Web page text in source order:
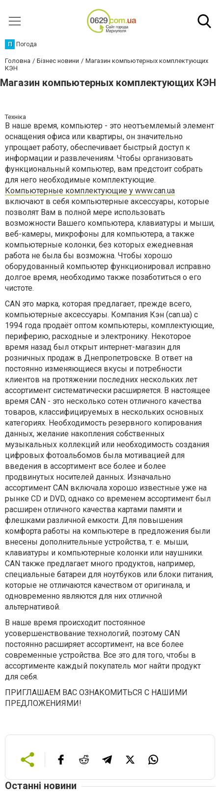
П Погода
Головна Бізнес новини
Магазин компьютерных комплектующих
КЭН
Магазин компьютерных комплектующих КЭН
Техніка
В наше время, компьютер - это неотъемлемый элемент
оснащения офиса или квартиры, он значительно
упрощает работу, обеспечивает быстрый доступ к
информации и развлечениям. Чтобы организовать
функциональный компьютер, вам предстоит собрать
для него необходимые комплектующие.
Компьютерные комплектующие у www.can.ua
включают в себя компьютерные аксессуары, которые
позволят Вам в полной мере использовать
возможности Вашего компьютера, клавиатуры и мыши,
веб-камеры, микрофоны для компьютера, а также
компьютерные колонки, без которых ежедневная
работа не была бы возможна. Чтобы хорошо
оборудованный компьютер функционировал исправно
долгое время, необходимо также позаботиться о его
чистоте.
CAN это марка, которая предлагает, прежде всего,
компьютерные аксессуары. Компания Кэн (can.ua) с
1994 года продаёт оптом компьютеры, комплектующие,
периферию, расходные и электронику. Некоторое
время назад был открыт интернет-магазин для
розничных продаж в Днепропетровске. В ответ на
постоянно изменяющиеся вкусы и потребности
клиентов на протяжении последних нескольких лет
ассортимент систематически расширяется. В настоящее
время CAN - это несколько сотен отличного качества
товаров, классифицируемых в нескольких основных
категориях. Необходимость резервного копирования
данных, желание накопления собственных
музыкальных коллекций или необходимость создания
цифровых фотоальбомов была мотивацией для
введения в ассортимент все более и более
продвинутых носителей данных. Изначально
ассортимент CAN включала хорошо известные уже на
рынке CD и DVD, однако со временем ассортимент был
расширен отличного качества картами памяти и
флешками различной емкости. Для повышения
комфорта работы на компьютере в предложения были
внесены дополнительные устройства, т. е. мыши,
клавиатуры и компьютерные колонки или наушники.
CAN также предлагает много продуктов, например,
специальные батареи для ноутбуков или блоки питания,
которые не отличаются качеством от оригинала, и
одновременно являются для них отличной
альтернативой.
В наше время происходит постоянное
усовершенствование технологий, поэтому CAN
постоянно расширяет ассортимент, на все более
современные устройства. Все это для того, чтобы в
ассортименте каждый покупатель мог найти продукт
для себя.
ПРИГЛАШАЕМ ВАС ОЗНАКОМИТЬСЯ С НАШИМИ
ПРЕДЛОЖЕНИЯМИ!
Останні новини